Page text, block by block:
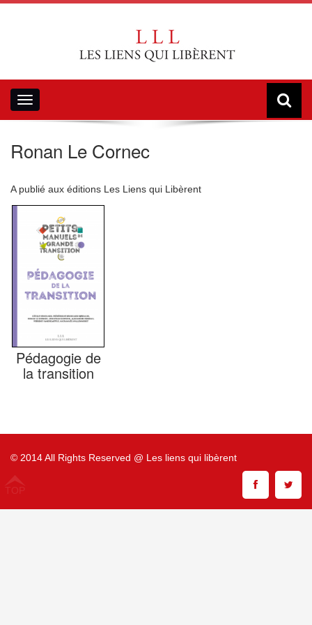
Toggle
navigation
Ronan Le Cornec
A publié aux éditions Les Liens qui Libèrent
Pédagogie de
la transition
© 2014 All Rights Reserved @ Les liens qui libèrent
TOP